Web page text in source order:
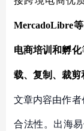
MercadoLibre
电商培训和孵化
载、复制、裁剪
文章内容由作
合法性。出海